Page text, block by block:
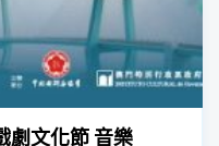
劇文化節 音樂